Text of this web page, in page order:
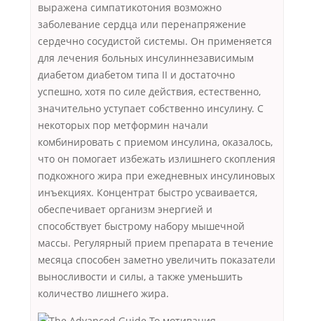
выражена симпатикотония возможно
заболевание сердца или перенапряжение
сердечно сосудистой системы. Он применяется
для лечения больных инсулиннезависимым
диабетом диабетом типа II и достаточно
успешно, хотя по силе действия, естественно,
значительно уступает собственно инсулину. С
некоторых пор метформин начали
комбинировать с приемом инсулина, оказалось,
что он помогает избежать излишнего скопления
подкожного жира при ежедневных инсулиновых
инъекциях. Концентрат быстро усваивается,
обеспечивает организм энергией и
способствует быстрому набору мышечной
массы. Регулярный прием препарата в течение
месяца способен заметно увеличить показатели
выносливости и силы, а также уменьшить
количество лишнего жира.